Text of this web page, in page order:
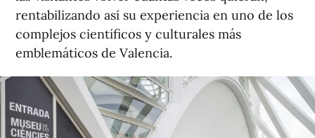
rentabilizando así su experiencia en uno de los
complejos científicos y culturales más
emblemáticos de Valencia.